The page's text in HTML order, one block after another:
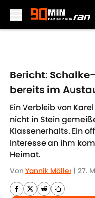
Bericht:
bereits im
Ein Verbleib von
nicht in Stein
Klassenerhalts. Ein
Interesse an ihm
Heimat.
Von Yannik Möller | 27.